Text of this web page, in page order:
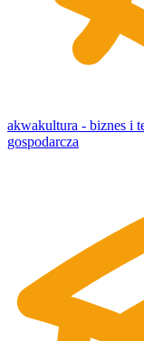
akwakultura - biznes i
gospodarcza